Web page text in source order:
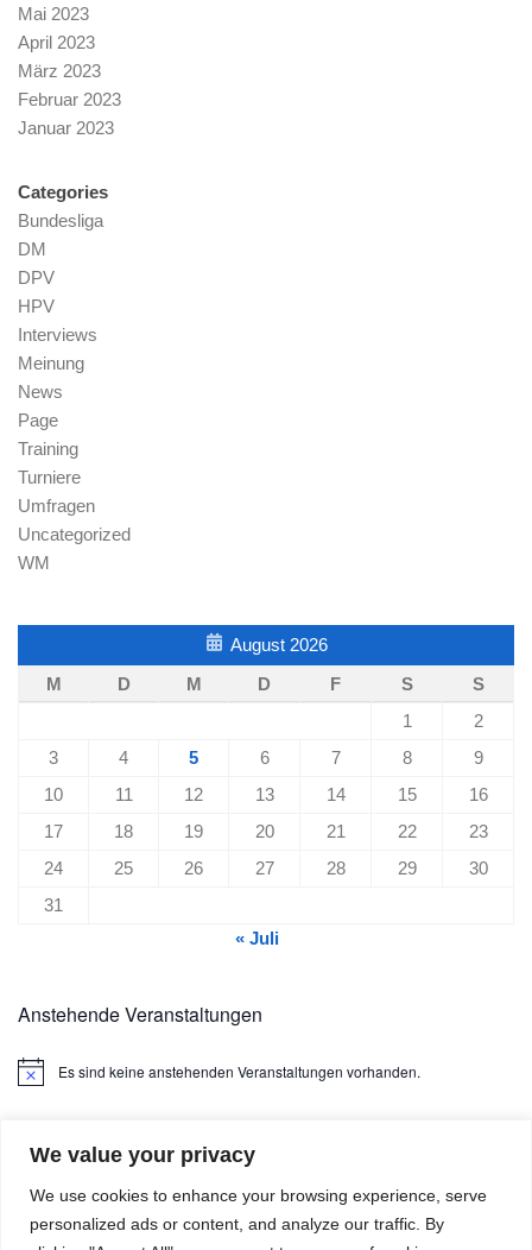
We value your privacy
We use cookies to enhance your browsing experience, serve
personalized ads or content, and analyze our traffic. By
Mai 2023
April 2023
März 2023
Februar 2023
Januar 2023
Categories
Bundesliga
DM
DPV
HPV
Interviews
Meinung
News
Page
Training
Turniere
Umfragen
Uncategorized
WM
August 2026
M
D M D F S
S
1
2
3
4 5 6 7 8
9
10
11 12 13 14 15
16
17
18 19 20 21 22
23
24
25 26 27 28 29
30
31
« Juli
Anstehende Veranstaltungen
HinweisEs sind keine anstehenden Veranstaltungen vorhanden.